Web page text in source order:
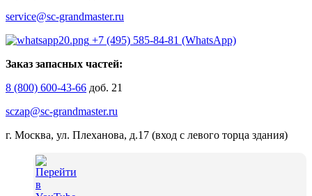
service@sc-grandmaster.ru
+7 (495) 585-84-81 (WhatsApp)
Заказ запасных частей:
8 (800) 600-43-66 доб. 21
sczap@sc-grandmaster.ru
г. Москва, ул. Плеханова, д.17 (вход с левого торца здания)